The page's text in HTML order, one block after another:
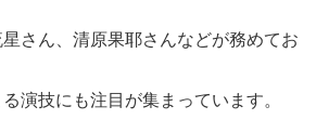
さん、清原果耶さんなどが務めてお
演技にも注目が集まっています。